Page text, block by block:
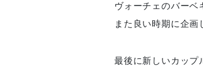
ヴォーチェのバーベ
また良い時期に企画
最後に新しいカップ